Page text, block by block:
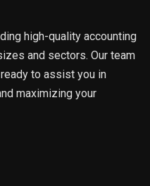
high-quality accounting
and sectors. Our team
to assist you in
maximizing your